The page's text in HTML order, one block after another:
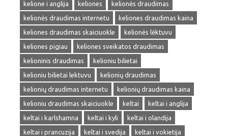
kelione i anglija
keliones
kelionės draudimas
kelionės draudimas internetu
keliones draudimas kaina
keliones draudimas skaiciuokle
kelionės lėktuvu
keliones pigiau
keliones sveikatos draudimas
kelioninis draudimas
kelioniu bilietai
kelioniu bilietai lektuvu
kelionių draudimas
kelionių draudimas internetu
kelionių draudimas kaina
kelioniu draudimas skaiciuokle
keltai
keltai i anglija
keltai i karlshamna
keltai i kyli
keltai i olandija
keltai i prancuzija
keltai i svedija
keltai i vokietija